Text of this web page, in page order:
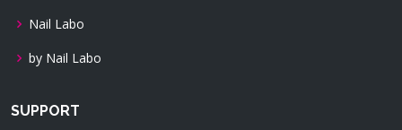
Nail Labo
by Nail Labo
SUPPORT